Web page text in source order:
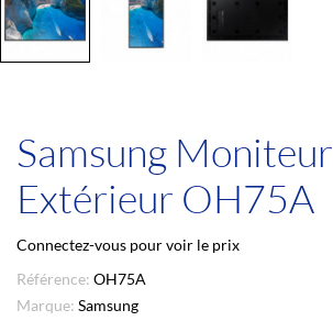
Samsung Moniteur
Extérieur OH75A
Connectez-vous pour voir le prix
Référence: OH75A
Marque: Samsung